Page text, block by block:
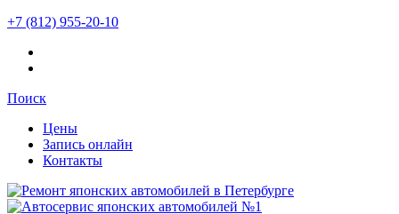
+7 (812) 955-20-10
Поиск
Цены
Запись онлайн
Контакты